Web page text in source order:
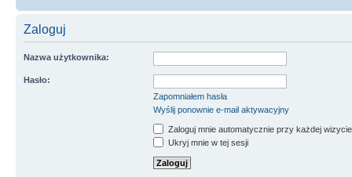
Zaloguj
Nazwa użytkownika:
Hasło:
Zapomniałem hasła
Wyślij ponownie e-mail aktywacyjny
Zaloguj mnie automatycznie przy każdej wizycie
Ukryj mnie w tej sesji